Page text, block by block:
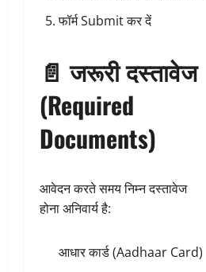
फॉर्म Submit कर दें
📄 जरूरी दस्तावेज
(Required
Documents)
आवेदन करते समय निम्न दस्तावेज
होना अनिवार्य है:
आधार कार्ड (Aadhaar Card)